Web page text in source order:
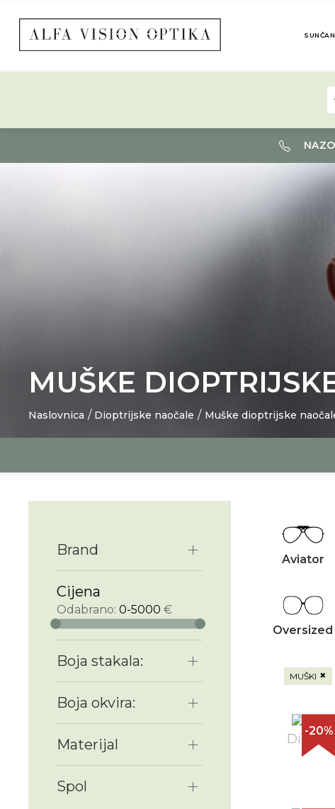
MUŠKE
Naslovnica Dioptrijske naočale Muške dioptrijske
Brand
Cijena
Odabrano: 0-5000 €
Boja stakala:
Boja okvira:
Materijal
Spol
Aviator
Oversized
MUŠKI ×
-20%